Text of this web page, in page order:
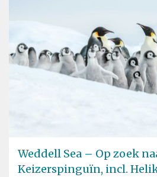
Weddell Sea – Op zoek
Keizerspinguïn, incl.